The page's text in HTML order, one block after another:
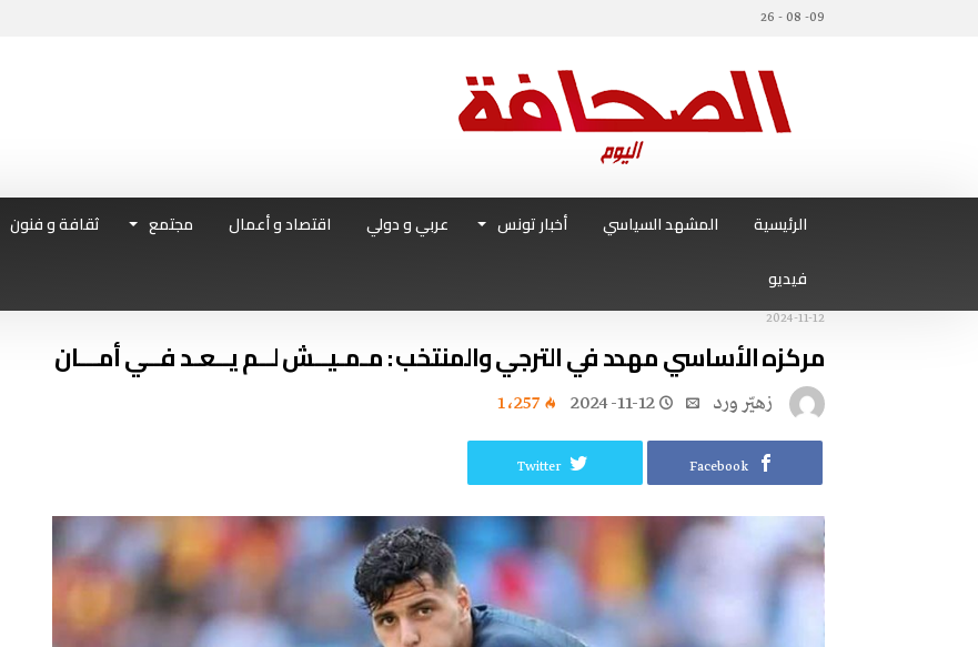
09- 08 - 26
الرئيسية المشهد السياسي أخبار تونس عربي و دولي اقتصاد و أعمال مجتمع ثقافة و فنون
فيديو
2024-11-12
مركزه الأساسي مهدد في الترجي والمنتخب : مـمـيــش لــم يــعـد فــي أمـــان
زهيّر‭ ‬ورد 2024-11-12 1٬257
Facebook
Twitter